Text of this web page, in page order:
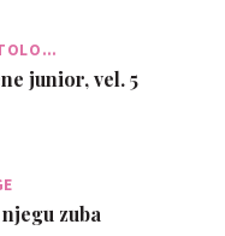
junior, vel. 5
zuba